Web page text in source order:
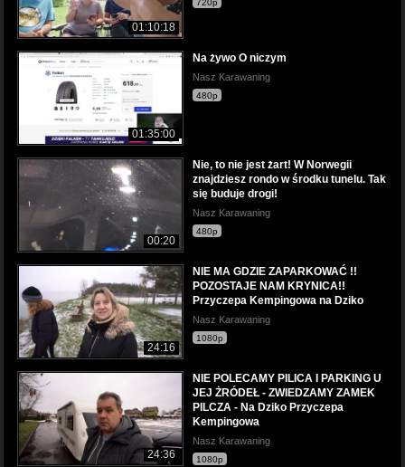
01:10:18
720p
01:35:00
Na żywo O niczym
Nasz Karawaning
480p
00:20
Nie, to nie jest żart! W Norwegii
znajdziesz rondo w środku tunelu. Tak
się buduje drogi!
Nasz Karawaning
480p
24:16
NIE MA GDZIE ZAPARKOWAĆ !!
POZOSTAJE NAM KRYNICA!!
Przyczepa Kempingowa na Dziko
Nasz Karawaning
1080p
24:36
NIE POLECAMY PILICA I PARKING U
JEJ ŻRÓDEŁ - ZWIEDZAMY ZAMEK
PILCZA - Na Dziko Przyczepa
Kempingowa
Nasz Karawaning
1080p